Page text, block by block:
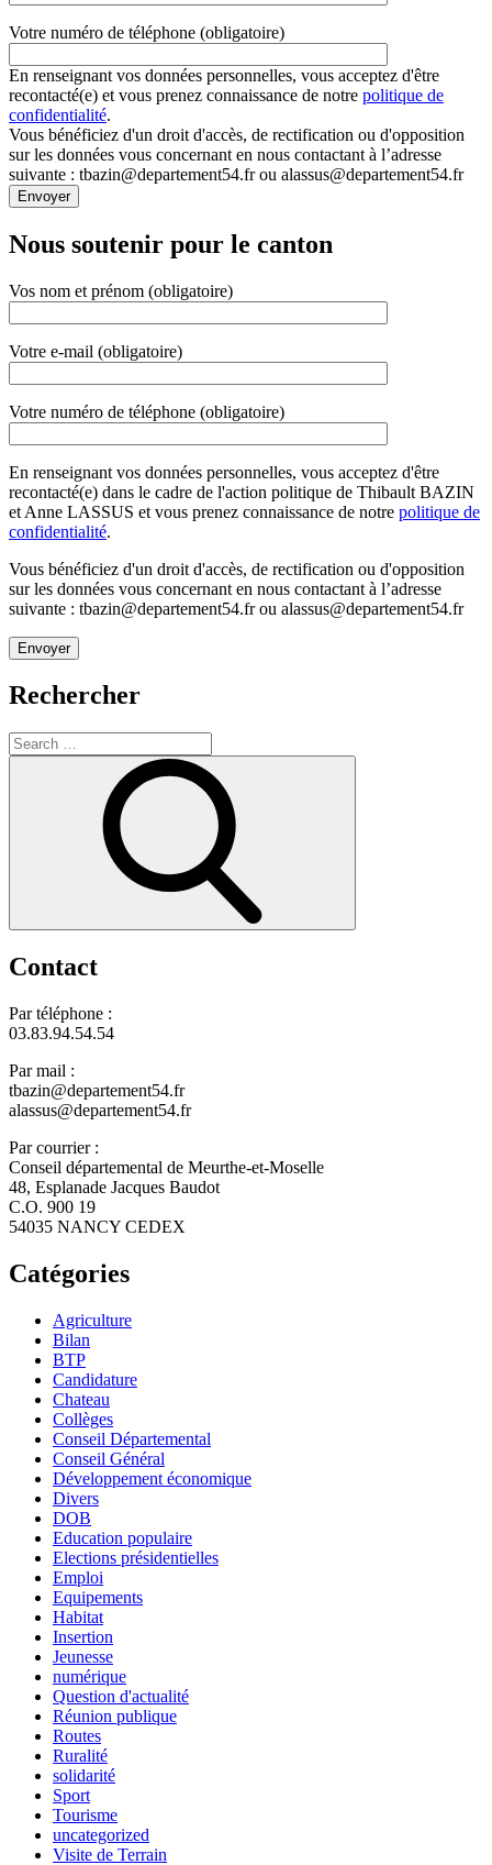
Votre numéro de téléphone (obligatoire)
En renseignant vos données personnelles, vous acceptez d'être
recontacté(e) et vous prenez connaissance de notre politique de
confidentialité.
Vous bénéficiez d'un droit d'accès, de rectification ou d'opposition
sur les données vous concernant en nous contactant à l’adresse
suivante : tbazin@departement54.fr ou alassus@departement54.fr
Nous soutenir pour le canton
Vos nom et prénom (obligatoire)
Votre e-mail (obligatoire)
Votre numéro de téléphone (obligatoire)
En renseignant vos données personnelles, vous acceptez d'être
recontacté(e) dans le cadre de l'action politique de Thibault BAZIN
et Anne LASSUS et vous prenez connaissance de notre politique de
confidentialité.
Vous bénéficiez d'un droit d'accès, de rectification ou d'opposition
sur les données vous concernant en nous contactant à l’adresse
suivante : tbazin@departement54.fr ou alassus@departement54.fr
Rechercher
Search
for:
Contact
Par téléphone :
03.83.94.54.54
Par mail :
tbazin@departement54.fr
alassus@departement54.fr
Par courrier :
Conseil départemental de Meurthe-et-Moselle
48, Esplanade Jacques Baudot
C.O. 900 19
54035 NANCY CEDEX
Catégories
Agriculture
Bilan
BTP
Candidature
Chateau
Collèges
Conseil Départemental
Conseil Général
Développement économique
Divers
DOB
Education populaire
Elections présidentielles
Emploi
Equipements
Habitat
Insertion
Jeunesse
numérique
Question d'actualité
Réunion publique
Routes
Ruralité
solidarité
Sport
Tourisme
uncategorized
Visite de Terrain